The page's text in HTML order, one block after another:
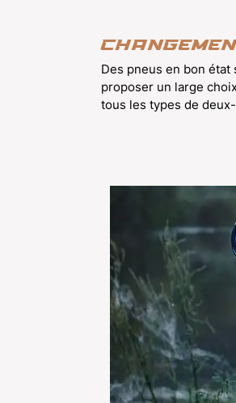
Des pneus en bon
proposer un large
tous les types de